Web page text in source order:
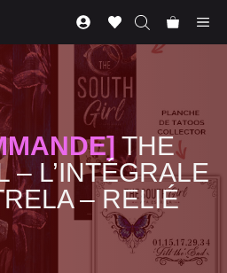
THE
– L’INTÉGRALE
– RELIÉ